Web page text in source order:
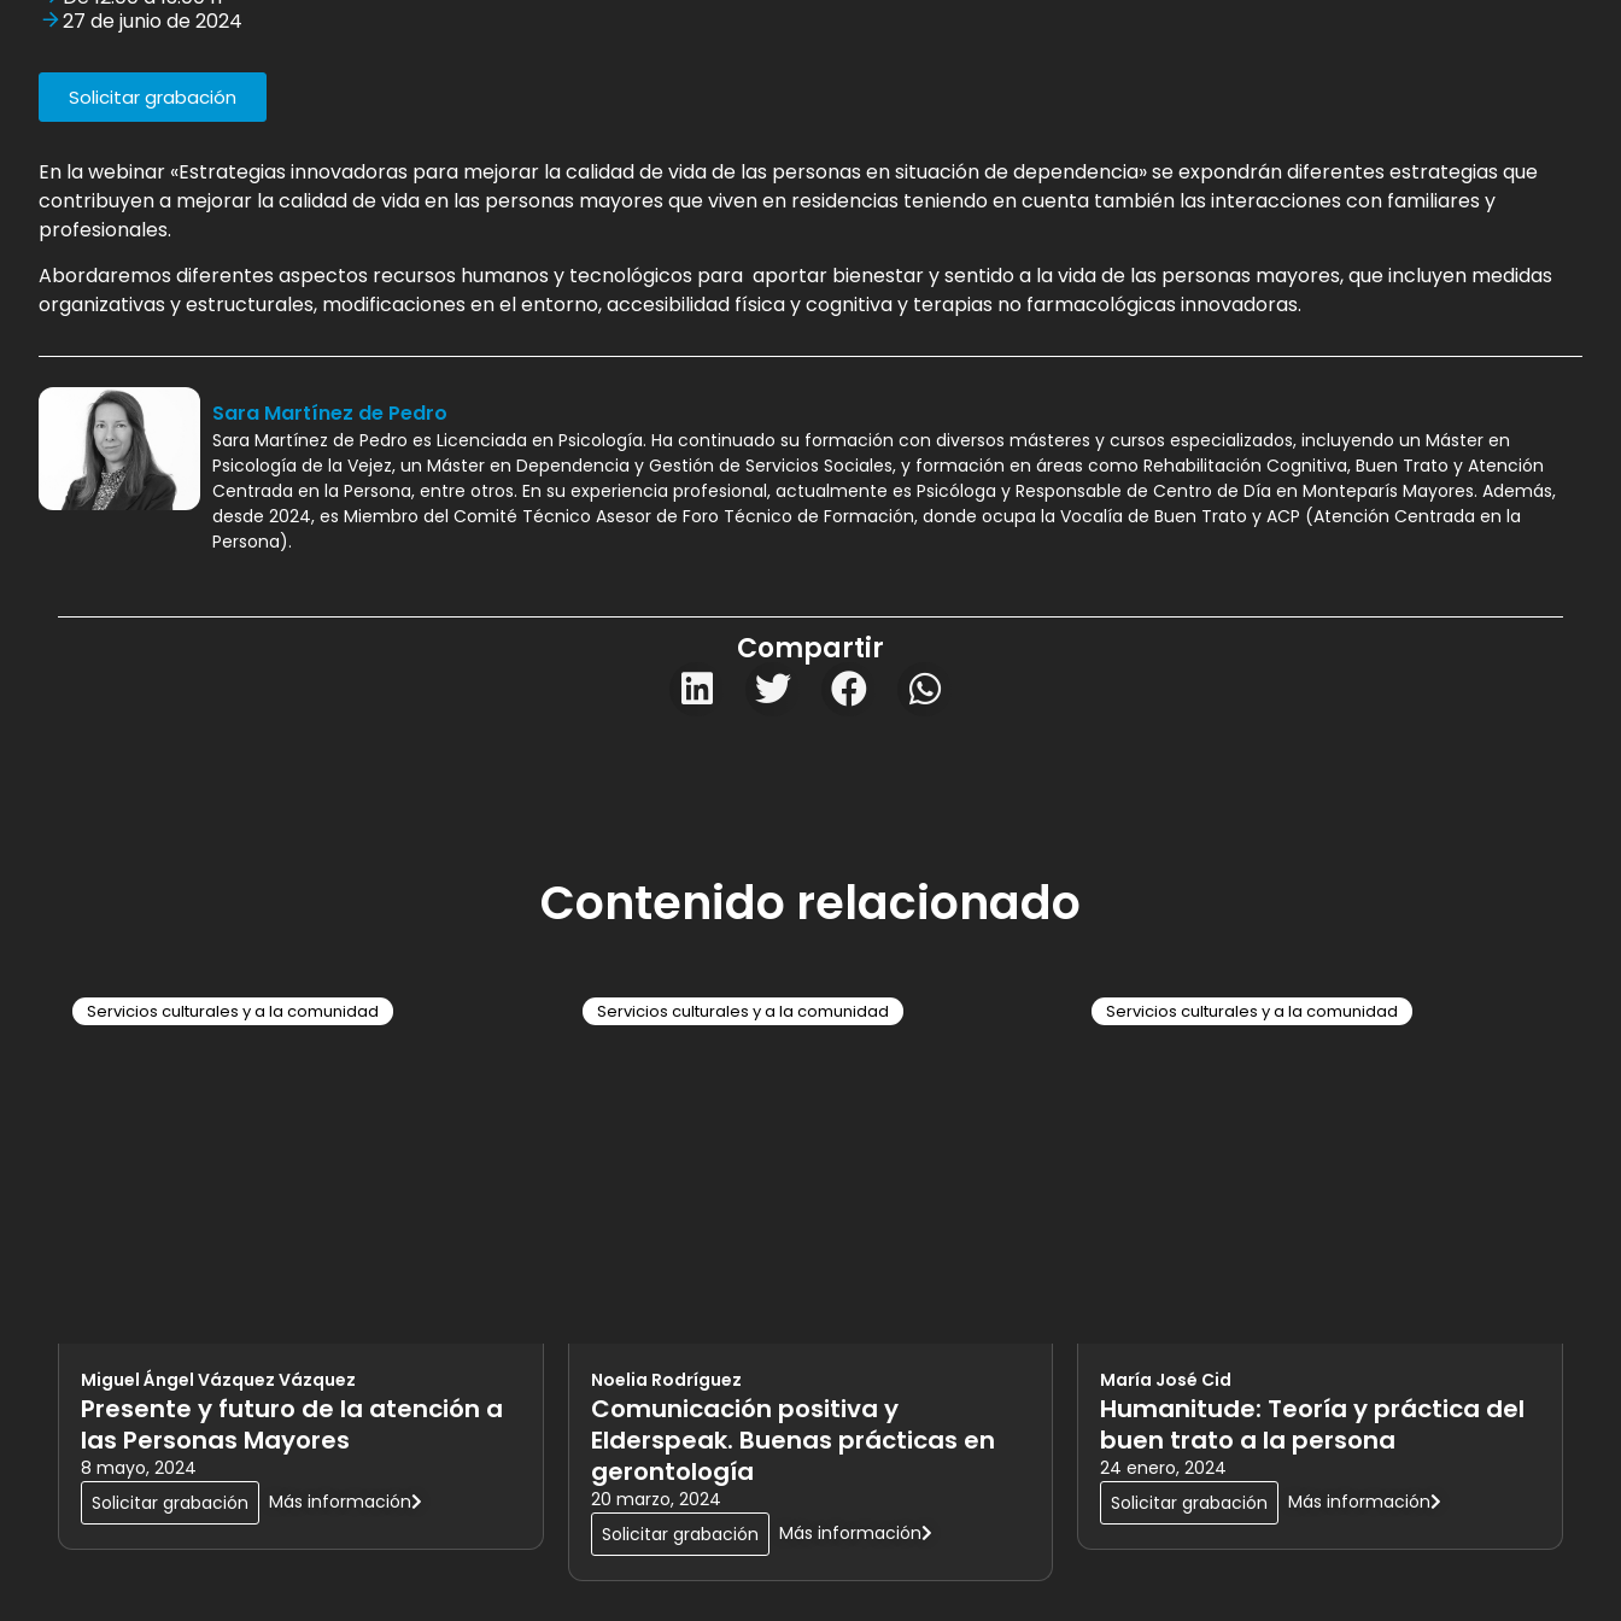
27 de junio de 2024
Solicitar grabación
En la webinar «Estrategias innovadoras para mejorar la calidad de vida de las personas en situación de dependencia» se expondrán diferentes estrategias que
contribuyen a mejorar la calidad de vida en las personas mayores que viven en residencias teniendo en cuenta también las interacciones con familiares y
profesionales.
Abordaremos diferentes aspectos recursos humanos y tecnológicos para aportar bienestar y sentido a la vida de las personas mayores, que incluyen medidas
organizativas y estructurales, modificaciones en el entorno, accesibilidad física y cognitiva y terapias no farmacológicas innovadoras.
Sara Martínez de Pedro
Sara Martínez de Pedro es Licenciada en Psicología. Ha continuado su formación con diversos másteres y cursos especializados, incluyendo un Máster en
Psicología de la Vejez, un Máster en Dependencia y Gestión de Servicios Sociales, y formación en áreas como Rehabilitación Cognitiva, Buen Trato y Atención
Centrada en la Persona, entre otros. En su experiencia profesional, actualmente es Psicóloga y Responsable de Centro de Día en Monteparís Mayores. Además,
desde 2024, es Miembro del Comité Técnico Asesor de Foro Técnico de Formación, donde ocupa la Vocalía de Buen Trato y ACP (Atención Centrada en la
Persona).
Compartir
Contenido relacionado
Servicios culturales y a la comunidad
Miguel Ángel Vázquez Vázquez
Presente y futuro de la atención a
las Personas Mayores
8 mayo, 2024
Solicitar grabación
Más información
Servicios culturales y a la comunidad
Noelia Rodríguez
Comunicación positiva y
Elderspeak. Buenas prácticas en
gerontología
20 marzo, 2024
Solicitar grabación
Más información
Servicios culturales y a la comunidad
María José Cid
Humanitude: Teoría y práctica del
buen trato a la persona
24 enero, 2024
Solicitar grabación
Más información